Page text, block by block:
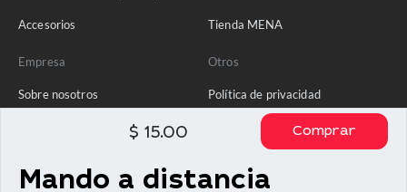
$ 15.00 Comprar
Mando a distancia
Accesorios Tienda MENA
Empresa
Sobre nosotros
Ponte en contacto con
Otros
Política de privacidad